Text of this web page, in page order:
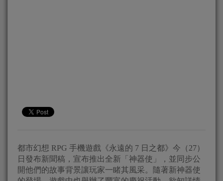
都市幻想 RPG 手機遊戲《永遠的 7 日之都》今（27）
日發布新聞稿，宣布推出全新「神器使」，並同步公
開他們的故事背景讓玩家一睹其風采。隨著新神器使